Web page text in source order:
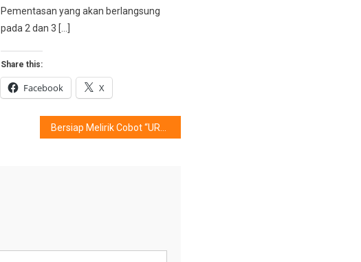
Pementasan yang akan berlangsung
pada 2 dan 3 […]
Share this:
Facebook X